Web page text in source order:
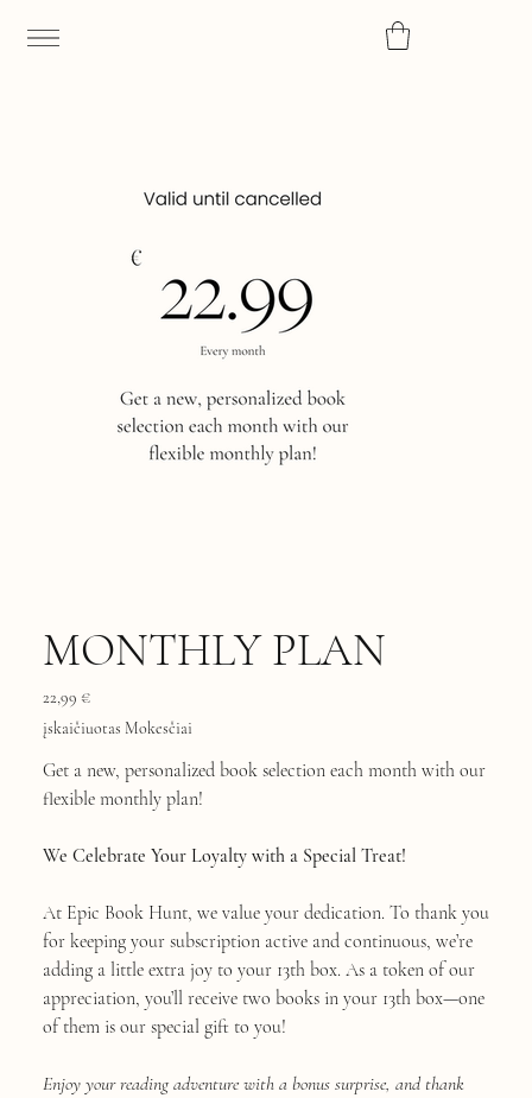
MONTHLY PLAN
22,99 €
įskaičiuotas Mokesčiai
Get a new, personalized book selection each month with our
flexible monthly plan!
We Celebrate Your Loyalty with a Special Treat!
At Epic Book Hunt, we value your dedication. To thank you
for keeping your subscription active and continuous, we’re
adding a little extra joy to your 13th box. As a token of our
appreciation, you’ll receive two books in your 13th box—one
of them is our special gift to you!
Enjoy your reading adventure with a bonus surprise, and thank